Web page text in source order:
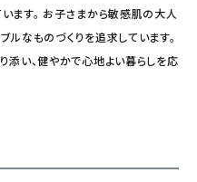
ます。 お子さまから敏感肌の大人
ルなものづくりを追求しています。
添い、健やかで心地よい暮らしを応